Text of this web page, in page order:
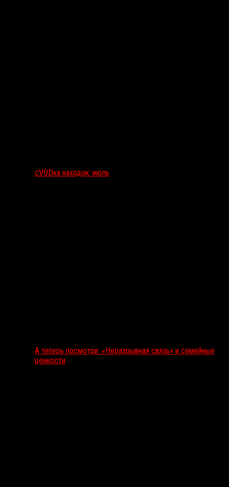
сVODка находок: июль
А теперь посмотри: «Неразрывная связь» и семейные
ценности